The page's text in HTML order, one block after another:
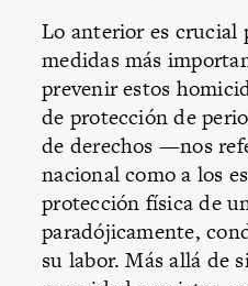
Lo anterior es crucial
medidas más
prevenir estos
de protección de
de derechos —nos
nacional como a los
protección física de
paradójicamente,
su labor. Más allá de